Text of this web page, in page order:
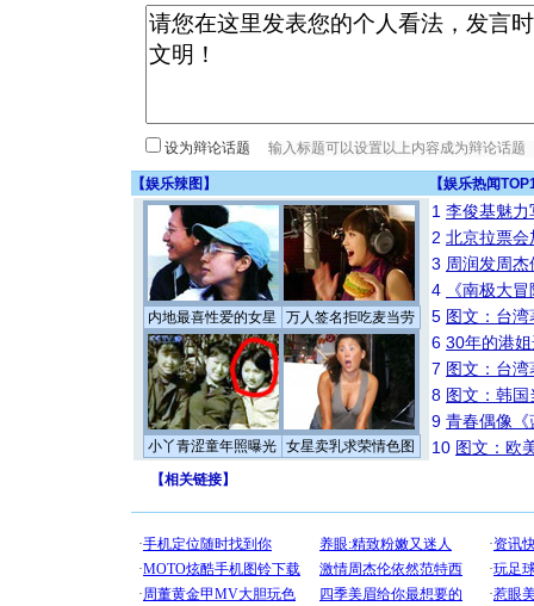
设为辩论话题
【娱乐辣图 】 【娱乐热闻
内地最喜性爱的女星 万人签名拒吃麦当劳
小丫青涩童年照曝光 女星卖乳求荣情色图
1 李俊基魅力
2 北京拉票
3 周润发周
4
《南极大
5 图文：台
6 30年的港
7 图文：台
8 图文：韩
9 青春偶像《
10 图文：欧
【相关链接】